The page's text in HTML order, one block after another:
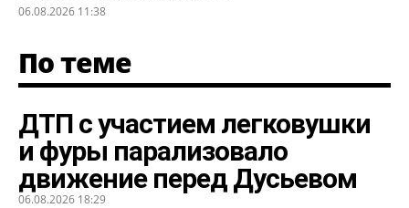
06.08.2026 11:38
По теме
ДТП с участием легковушки
и фуры парализовало
движение перед Дусьевом
06.08.2026 18:29